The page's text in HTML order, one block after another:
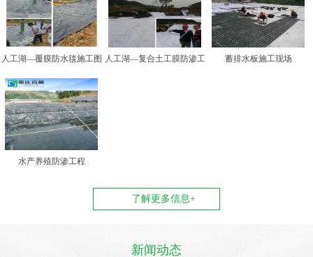
人工湖—覆膜防水毯施工图
例
人工湖—复合土工膜防渗工 蓄排水板施工现场
水产养殖防渗工程
了解更多信息+
新闻动态